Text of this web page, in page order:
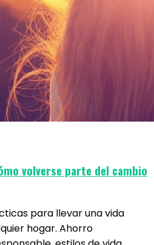
volverse parte del cambio
para llevar una vida
hogar. Ahorro